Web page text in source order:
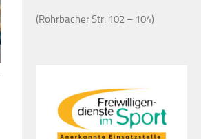
(Rohrbacher Str. 102 – 104)